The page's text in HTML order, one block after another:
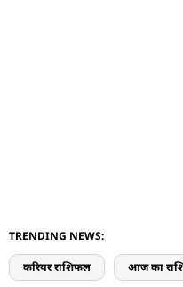
TRENDING NEWS:
करियर राशिफल आज का